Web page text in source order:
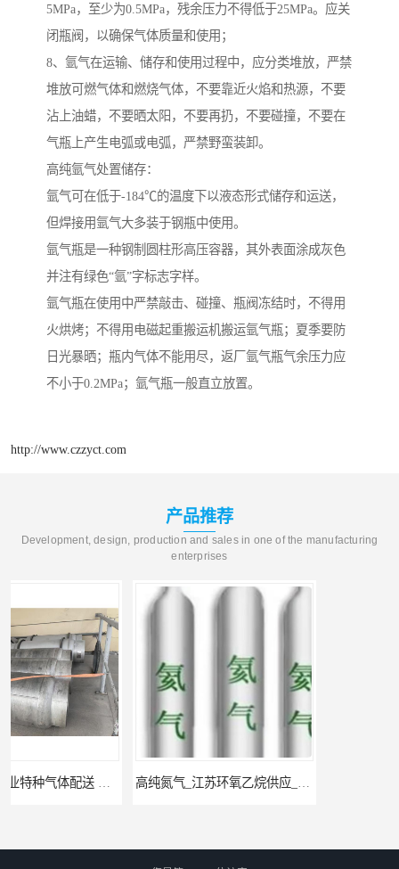
5MPa，至少为0.5MPa，残余压力不得低于25MPa。应关
闭瓶阀，以确保气体质量和使用；
8、氩气在运输、储存和使用过程中，应分类堆放，严禁
堆放可燃气体和燃烧气体，不要靠近火焰和热源，不要
沾上油蜡，不要晒太阳，不要再扔，不要碰撞，不要在
气瓶上产生电弧或电弧，严禁野蛮装卸。
高纯氩气处置储存：
氩气可在低于-184℃的温度下以液态形式储存和运送，
但焊接用氩气大多装于钢瓶中使用。
氩气瓶是一种钢制圆柱形高压容器，其外表面涂成灰色
并注有绿色“氩”字标志字样。
氩气瓶在使用中严禁敲击、碰撞、瓶阀冻结时，不得用
火烘烤；不得用电磁起重搬运机搬运氩气瓶；夏季要防
日光暴晒；瓶内气体不能用尽，返厂氩气瓶气余压力应
不小于0.2MPa；氩气瓶一般直立放置。
http://www.czzyct.com
产品推荐
Development, design, production and sales in one of the manufacturing
enterprises
高纯氮气_江苏环氧乙烷供应_泳鑫气体